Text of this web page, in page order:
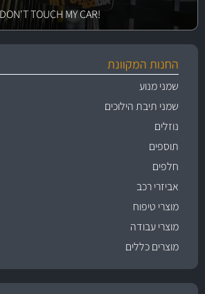
!DON'T TOUCH MY CAR
החנות המקוונת
שמני מנוע
שמני תיבת הילוכים
נוזלים
תוספים
חלפים
אביזרי רכב
מוצרי טיפוח
מוצרי עבודה
מוצרים כללים